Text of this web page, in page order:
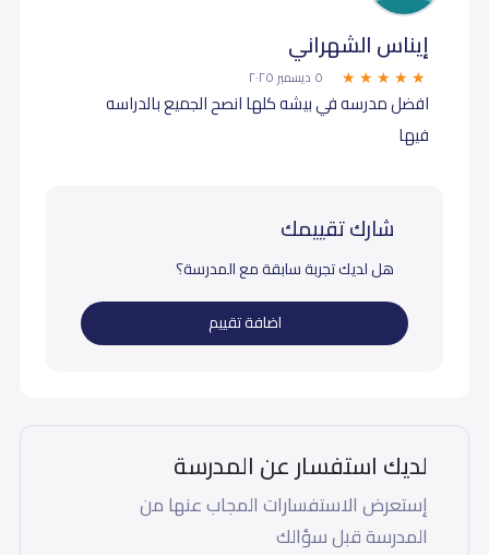
إيناس الشهراني
٥ ديسمبر ٢٠٢٥
افضل مدرسه في بيشه كلها انصح الجميع بالدراسه
فيها
شارك تقييمك
هل لديك تجربة سابقة مع المدرسة؟
اضافة تقييم
لديك استفسار عن المدرسة
إستعرض الاستفسارات المجاب عنها من
المدرسة قبل سؤالك